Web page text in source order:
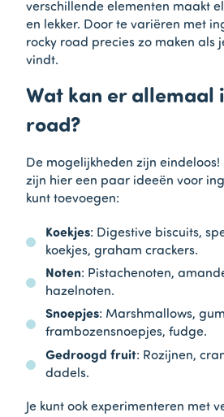
verschillende elementen maakt
en lekker. Door te variëren met
rocky road precies zo maken als
vindt.
Wat kan er allemaal
road?
De mogelijkheden zijn
zijn hier een paar ideeën voor
kunt toevoegen:
Koekjes: Digestive biscuits,
koekjes, graham crackers.
Noten: Pistachenoten,
hazelnoten.
Snoepjes: Marshmallows,
frambozensnoepjes, fudge.
Gedroogd fruit: Rozijnen,
dadels.
Je kunt ook experimenteren met